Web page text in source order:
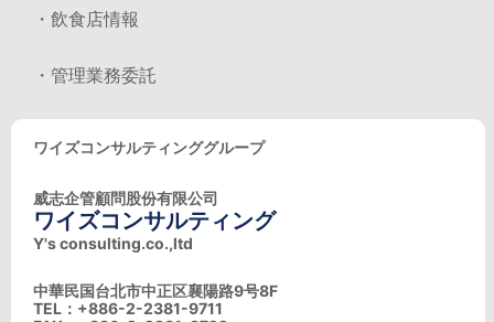
・飲食店情報
・管理業務委託
ワイズコンサルティンググループ
威志企管顧問股份有限公司
ワイズコンサルティング
Y's consulting.co.,ltd
中華民国台北市中正区襄陽路9号8F
TEL：+886-2-2381-9711